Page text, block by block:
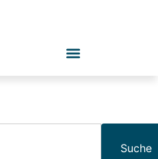
Suche